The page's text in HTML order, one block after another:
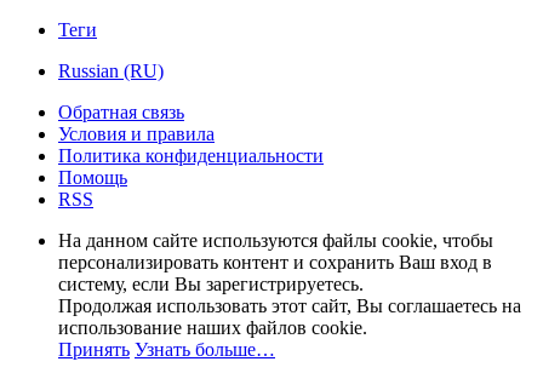
Теги
Russian (RU)
Обратная связь
Условия и правила
Политика конфиденциальности
Помощь
RSS
На данном сайте используются файлы cookie, чтобы
персонализировать контент и сохранить Ваш вход в
систему, если Вы зарегистрируетесь.
Продолжая использовать этот сайт, Вы соглашаетесь на
использование наших файлов cookie.
Принять Узнать больше…